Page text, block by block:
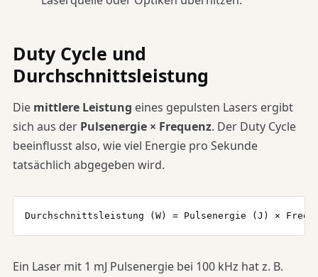
Duty Cycle und
Durchschnittsleistung
Die mittlere Leistung eines gepulsten Lasers ergibt
sich aus der Pulsenergie × Frequenz. Der Duty Cycle
beeinflusst also, wie viel Energie pro Sekunde
tatsächlich abgegeben wird.
Durchschnittsleistung (W) = Pulsenergie (J) ×
Ein Laser mit 1 mJ Pulsenergie bei 100 kHz hat z. B.